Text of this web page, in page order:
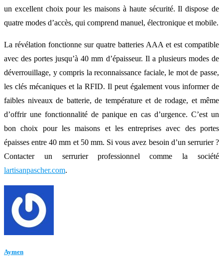
un excellent choix pour les maisons à haute sécurité. Il dispose de
quatre modes d’accès, qui comprend manuel, électronique et mobile.
La révélation fonctionne sur quatre batteries AAA et est compatible
avec des portes jusqu’à 40 mm d’épaisseur. Il a plusieurs modes de
déverrouillage, y compris la reconnaissance faciale, le mot de passe,
les clés mécaniques et la RFID. Il peut également vous informer de
faibles niveaux de batterie, de température et de rodage, et même
d’offrir une fonctionnalité de panique en cas d’urgence. C’est un
bon choix pour les maisons et les entreprises avec des portes
épaisses entre 40 mm et 50 mm. Si vous avez besoin d’un serrurier ?
Contacter un serrurier professionnel comme la société
lartisanpascher.com.
Aymen